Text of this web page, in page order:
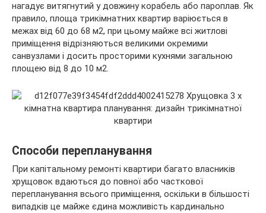
нагадує витягнутий у довжину корабель або пароплав. Як
правило, площа трикімнатних квартир варіюється в
межах від 60 до 68 м2, при цьому майже всі житлові
приміщення відрізняються великими окремими
санвузлами і досить просторими кухнями загальною
площею від 8 до 10 м2.
Способи перепланування
При капітальному ремонті квартири багато власників
хрущовок вдаються до повної або часткової
перепланування всього приміщення, оскільки в більшості
випадків це майже єдина можливість кардинально